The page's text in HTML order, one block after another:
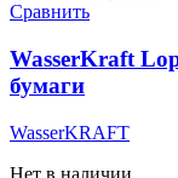
Сравнить
WasserKraft
бумаги
WasserKRAFT
Нет в наличии